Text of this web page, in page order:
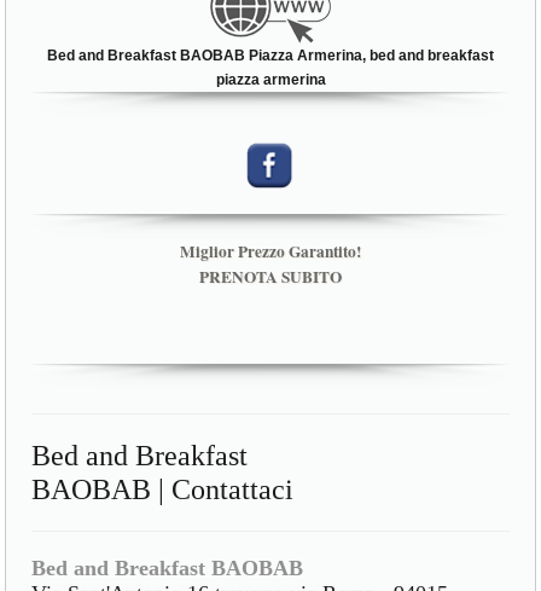
Bed and Breakfast BAOBAB Piazza Armerina, bed and breakfast
piazza armerina
Miglior Prezzo Garantito!
PRENOTA SUBITO
Bed and Breakfast
BAOBAB | Contattaci
Bed and Breakfast BAOBAB